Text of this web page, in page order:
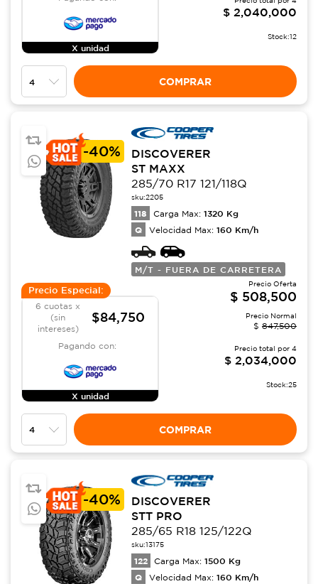
X unidad
$ 2,040,000
Stock:12
COMPRAR
-40%
DISCOVERER
ST MAXX
285/70 R17 121/118Q
sku:2205
118 Carga Max: 1320 Kg
Q Velocidad Max: 160 Km/h
M/T - FUERA DE CARRETERA
Precio Especial:
6 cuotas x
(sin
intereses)
$84,750
Pagando con:
X unidad
Precio Oferta
$ 508,500
Precio Normal
$ 847,500
Precio total por 4
$ 2,034,000
Stock:25
COMPRAR
-40%
DISCOVERER
STT PRO
285/65 R18 125/122Q
sku:13175
122 Carga Max: 1500 Kg
Q Velocidad Max: 160 Km/h